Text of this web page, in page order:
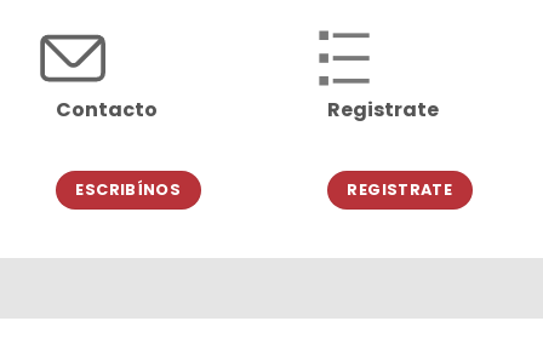
Contacto
ESCRIBÍNOS
Registrate
REGISTRATE